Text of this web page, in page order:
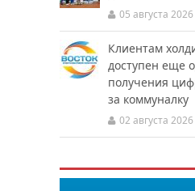
05 августа 2026
Клиентам
доступен еще
получения
за коммуналку
02 августа 2026